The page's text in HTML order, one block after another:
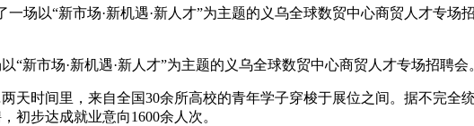
场以“新市场·新机遇·新人才”为主题的义乌全球数贸中心商贸人才专场
新市场·新机遇·新人才”为主题的义乌全球数贸中心商贸人才专场招聘会
时间里，来自全国30余所高校的青年学子穿梭于展位之间。据不完全
初步达成就业意向1600余人次。